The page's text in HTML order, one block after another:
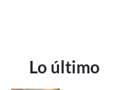
Lo último